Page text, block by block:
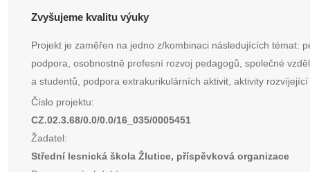
Zvyšujeme kvalitu výuky
Projekt je zaměřen na jedno z/kombinaci následujících témat:
podpora, osobnostně profesní rozvoj pedagogů, společné
a studentů, podpora extrakurikulárních aktivit, aktivity rozvíjející
Číslo projektu:
CZ.02.3.68/0.0/0.0/16_035/0005451
Žadatel:
Střední lesnická škola Žlutice, příspěvková organizace